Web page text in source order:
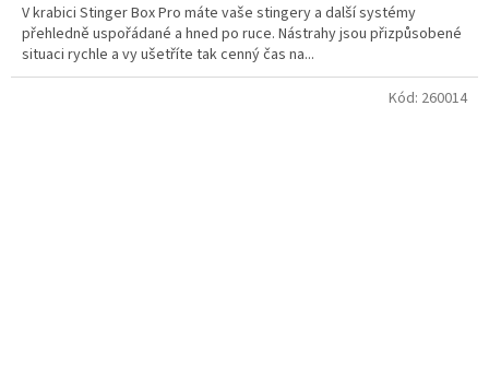
V krabici Stinger Box Pro máte vaše stingery a další systémy
přehledně uspořádané a hned po ruce. Nástrahy jsou přizpůsobené
situaci rychle a vy ušetříte tak cenný čas na...
Kód: 260014